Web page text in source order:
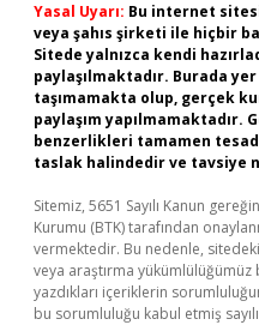
Yasal Uyarı: Bu internet
veya şahıs şirketi ile hiçbir
Sitede yalnızca kendi
paylaşılmaktadır. Burada
taşımamakta olup, gerçek
paylaşım yapılmamaktadır.
benzerlikleri tamamen
taslak halindedir ve tavsiye
Sitemiz, 5651 Sayılı Kanun
Kurumu (BTK) tarafından
vermektedir. Bu nedenle,
veya araştırma
yazdıkları içeriklerin
bu sorumluluğu kabul etmiş